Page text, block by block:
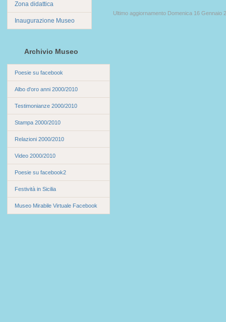
Zona didattica
Inaugurazione Museo
Archivio Museo
Poesie su facebook
Albo d'oro anni 2000/2010
Testimonianze 2000/2010
Stampa 2000/2010
Relazioni 2000/2010
Video 2000/2010
Poesie su facebook2
Festività in Sicilia
Museo Mirabile Virtuale Facebook
Ultimo aggiornamento Domenica 16 Gennaio